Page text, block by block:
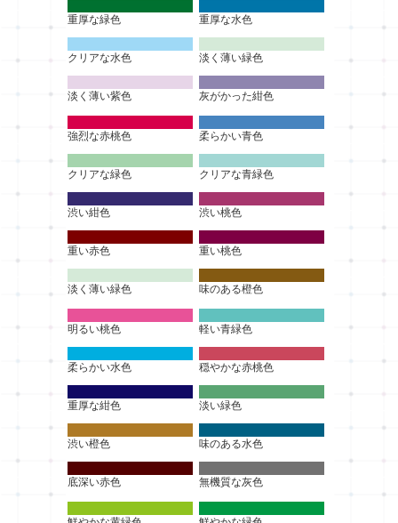
重厚な緑色 重厚な水色
クリアな水色 淡く薄い緑色
淡く薄い紫色 灰がかった紺色
強烈な赤桃色 柔らかい青色
クリアな緑色 クリアな青緑色
渋い紺色 渋い桃色
重い赤色 重い桃色
淡く薄い緑色 味のある橙色
明るい桃色 軽い青緑色
柔らかい水色 穏やかな赤桃色
重厚な紺色 淡い緑色
渋い橙色 味のある水色
底深い赤色 無機質な灰色